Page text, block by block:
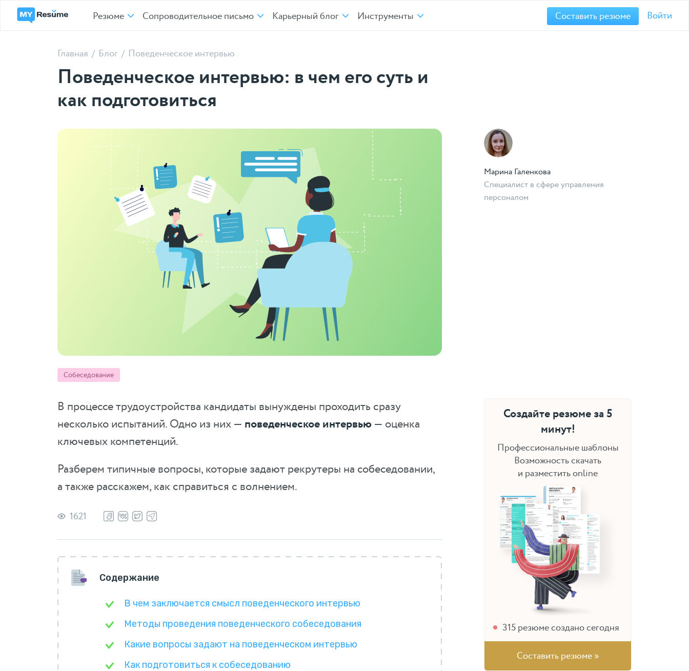
Резюме Сопроводительное письмо Карьерный блог Инструменты Составить резюме Войти
Главная / Блог / Поведенческое интервью
Поведенческое интервью: в чем его суть и
как подготовиться
Собеседование
Марина Галенкова
Специалист в сфере управления
персоналом
В процессе трудоустройства кандидаты вынуждены проходить сразу
несколько испытаний. Одно из них — поведенческое интервью— оценка
ключевых компетенций.
Разберем типичные вопросы, которые задают рекрутеры на собеседовании,
а также расскажем, как справиться с волнением.
1621
Содержание
В чем заключается смысл поведенческого интервью
Методы проведения поведенческого собеседования
Какие вопросы задают на поведенческом интервью
Как подготовиться к собеседованию
Создайте резюме за 5
минут!
Профессиональные шаблоны
Возможность скачать
и разместить online
315 резюме создано сегодня
Составить резюме »